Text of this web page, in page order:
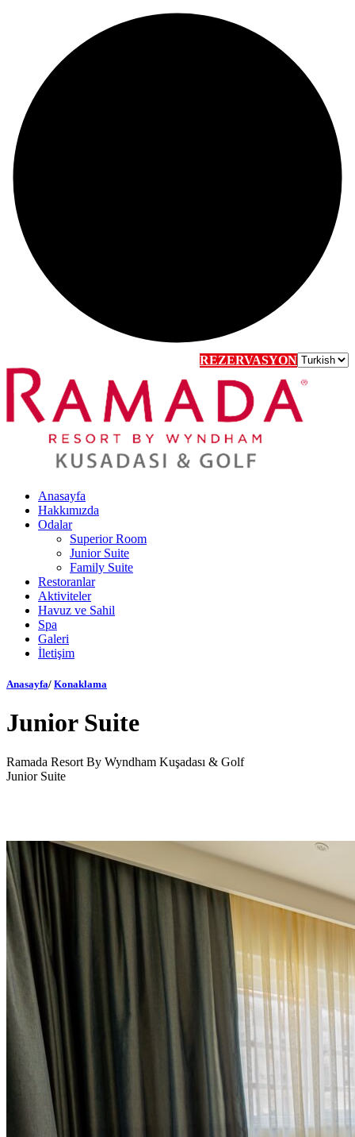
REZERVASYON
Anasayfa
Hakkımızda
Odalar
Superior Room
Junior Suite
Family Suite
Restoranlar
Aktiviteler
Havuz ve Sahil
Spa
Galeri
İletişim
Anasayfa/ Konaklama
Junior Suite
Ramada Resort By Wyndham Kuşadası & Golf
Junior Suite